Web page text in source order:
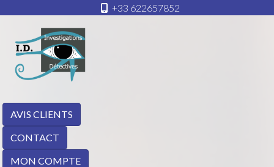
+33 622657852
AVIS CLIENTS
CONTACT
MON COMPTE